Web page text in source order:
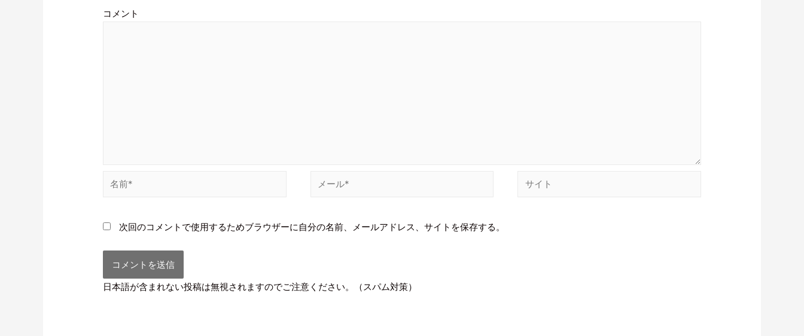
コメント
次回のコメントで使用するためブラウザーに自分の名前、メールアドレス、サイトを保存する。
日本語が含まれない投稿は無視されますのでご注意ください。（スパム対策）